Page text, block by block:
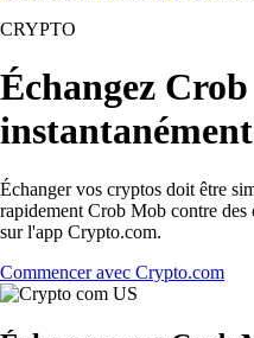
CRYPTO
Échangez
Échanger vos cryptos doit être
rapidement Crob Mob contre des
sur l'app Crypto.com.
Commencer avec Crypto.com